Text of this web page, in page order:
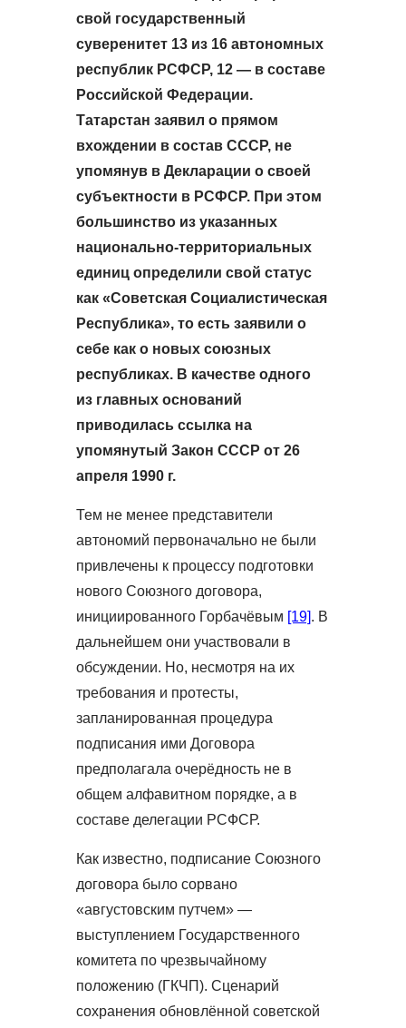
свой государственный
суверенитет 13 из 16 автономных
республик РСФСР, 12 — в составе
Российской Федерации.
Татарстан заявил о прямом
вхождении в состав СССР, не
упомянув в Декларации о своей
субъектности в РСФСР. При этом
большинство из указанных
национально-территориальных
единиц определили свой статус
как «Советская Социалистическая
Республика», то есть заявили о
себе как о новых союзных
республиках. В качестве одного
из главных оснований
приводилась ссылка на
упомянутый Закон СССР от 26
апреля 1990 г.
Тем не менее представители
автономий первоначально не были
привлечены к процессу подготовки
нового Союзного договора,
инициированного Горбачёвым [19]. В
дальнейшем они участвовали в
обсуждении. Но, несмотря на их
требования и протесты,
запланированная процедура
подписания ими Договора
предполагала очерёдность не в
общем алфавитном порядке, а в
составе делегации РСФСР.
Как известно, подписание Союзного
договора было сорвано
«августовским путчем» —
выступлением Государственного
комитета по чрезвычайному
положению (ГКЧП). Сценарий
сохранения обновлённой советской